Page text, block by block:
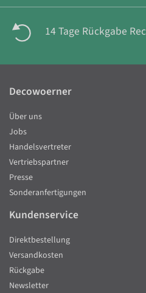
14 Tage Rückgabe
Decowoerner
Über uns
Jobs
Handelsvertreter
Vertriebspartner
Presse
Sonderanfertigungen
Kundenservice
Direktbestellung
Versandkosten
Rückgabe
Newsletter